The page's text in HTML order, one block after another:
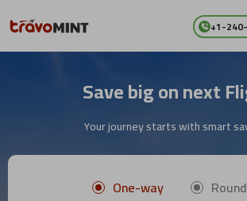
+1-
One-way
Save big on next
Your journey starts with smart